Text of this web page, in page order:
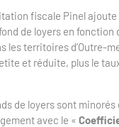
fiscale Pinel ajoute
de loyers en fonction
les territoires d’Outre-
et réduite, plus le
de loyers sont
avec le «